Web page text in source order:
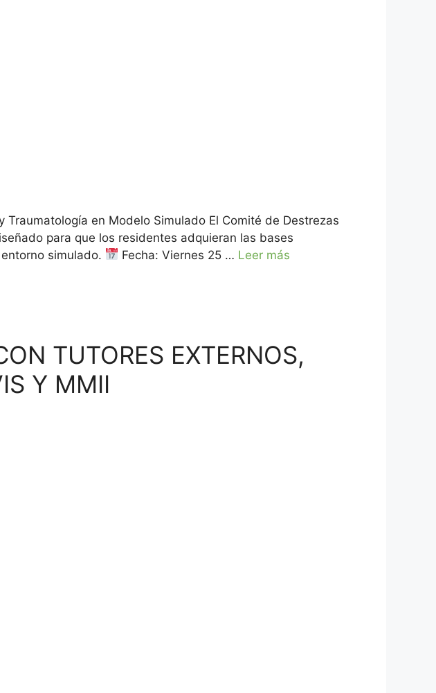
en Modelo Simulado El Comité de Destrezas
para que los residentes adquieran las bases
simulado.
Fecha: Viernes 25 … Leer más
TUTORES EXTERNOS,
Y MMII